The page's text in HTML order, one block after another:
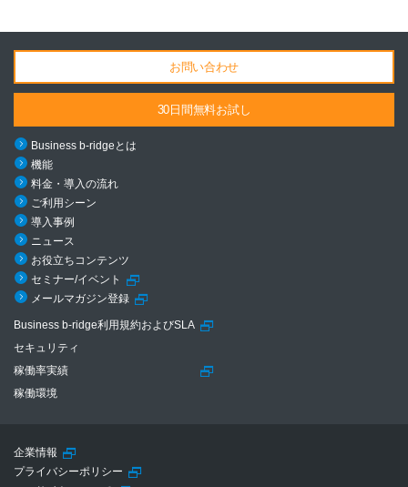
お問い合わせ
30日間無料お試し
Business b-ridgeとは
機能
料金・導入の流れ
ご利用シーン
導入事例
ニュース
お役立ちコンテンツ
セミナー/イベント
メールマガジン登録
Business b-ridge利用規約およびSLA
セキュリティ
稼働率実績
稼働環境
企業情報
プライバシーポリシー